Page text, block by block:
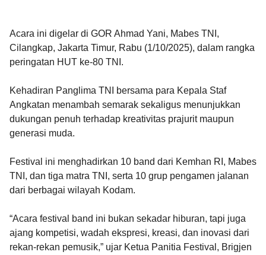
Acara ini digelar di GOR Ahmad Yani, Mabes TNI,
Cilangkap, Jakarta Timur, Rabu (1/10/2025), dalam rangka
peringatan HUT ke-80 TNI.
Kehadiran Panglima TNI bersama para Kepala Staf
Angkatan menambah semarak sekaligus menunjukkan
dukungan penuh terhadap kreativitas prajurit maupun
generasi muda.
Festival ini menghadirkan 10 band dari Kemhan RI, Mabes
TNI, dan tiga matra TNI, serta 10 grup pengamen jalanan
dari berbagai wilayah Kodam.
“Acara festival band ini bukan sekadar hiburan, tapi juga
ajang kompetisi, wadah ekspresi, kreasi, dan inovasi dari
rekan-rekan pemusik,” ujar Ketua Panitia Festival, Brigjen